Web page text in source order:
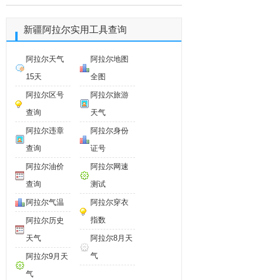
新疆阿拉尔实用工具查询
阿拉尔天气
15天
阿拉尔地图
全图
阿拉尔区号
查询
阿拉尔旅游
天气
阿拉尔违章
查询
阿拉尔身份
证号
阿拉尔油价
查询
阿拉尔网速
测试
阿拉尔气温
阿拉尔穿衣
指数
阿拉尔历史
天气
阿拉尔8月天
气
阿拉尔9月天
气